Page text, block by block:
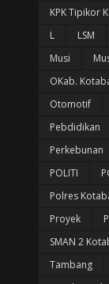
KPK Tipikor
L
LSM
Musi
OKab.
Otomotif
Pebdidikan
Perkebunan
POLITI
Polres
Proyek
SMAN 2
Tambang